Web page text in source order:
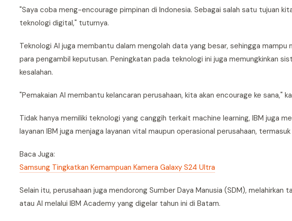
"Saya coba meng-encourage pimpinan di Indonesia. Sebagai salah satu tujuan
teknologi digital," tuturnya.
Teknologi AI juga membantu dalam mengolah data yang besar, sehingga
para pengambil keputusan. Peningkatan pada teknologi ini juga memungkinkan
kesalahan.
"Pemakaian AI membantu kelancaran perusahaan, kita akan encourage ke sana,"
Tidak hanya memiliki teknologi yang canggih terkait machine learning, IBM juga
layanan IBM juga menjaga layanan vital maupun operasional perusahaan,
Baca Juga:
Samsung Tingkatkan Kemampuan Kamera Galaxy S24 Ultra
Selain itu, perusahaan juga mendorong Sumber Daya Manusia (SDM),
atau AI melalui IBM Academy yang digelar tahun ini di Batam.